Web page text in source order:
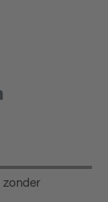
zonder